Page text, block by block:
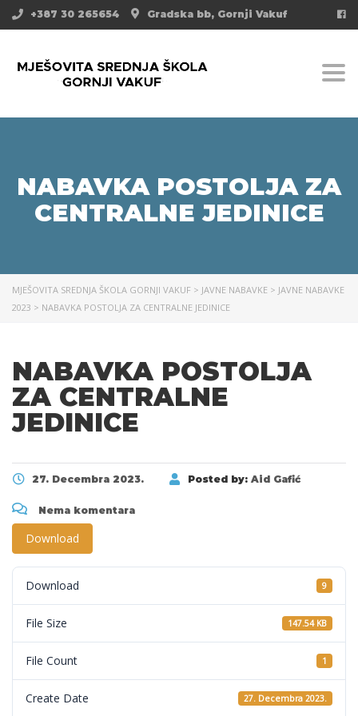
Gradska bb, Gornji Vakuf
+387 30 265654
NABAVKA POSTOLJA ZA
CENTRALNE JEDINICE
MJEŠOVITA SREDNJA ŠKOLA GORNJI VAKUF > JAVNE NABAVKE > JAVNE NABAVKE
2023 > NABAVKA POSTOLJA ZA CENTRALNE JEDINICE
NABAVKA POSTOLJA
ZA CENTRALNE
JEDINICE
27. Decembra 2023. Posted by: Aid Gafić
Nema komentara
Download
Download 9
File Size 147.54 KB
File Count 1
Create Date 27. Decembra 2023.